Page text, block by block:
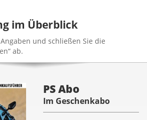
im Überblick
und schließen Sie die
ab.
PS Abo
Im Geschenkabo